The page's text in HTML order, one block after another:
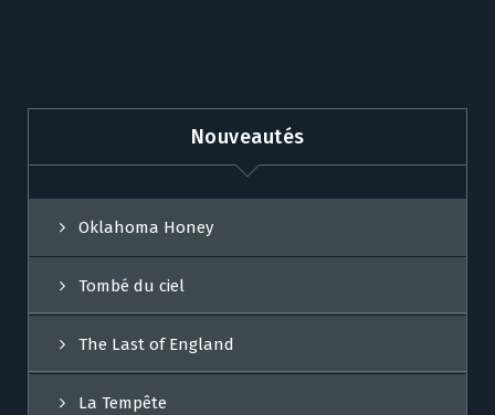
Nouveautés
Oklahoma Honey
Tombé du ciel
The Last of England
La Tempête